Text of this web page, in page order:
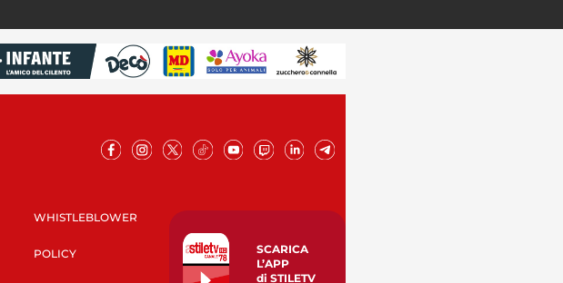
WHISTLEBLOWER
POLICY
SCARICA
L’APP
di STILETV